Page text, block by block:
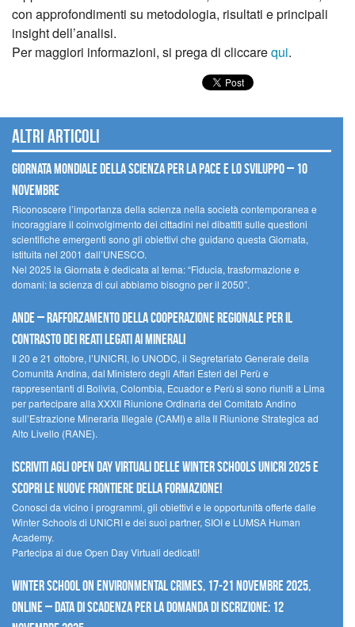
con approfondimenti su metodologia, risultati e principali
insight dell’analisi.
Per maggiori informazioni, si prega di cliccarequi.
Altri articoli
Giornata mondiale della scienza per la pace e lo sviluppo – 10
novembre
Riconoscere l’importanza della scienza nella società contemporanea e
incoraggiare il coinvolgimento dei cittadini nei dibattiti sulle questioni
scientifiche emergenti sono gli obiettivi che guidano questa Giornata,
istituita nel 2001 dall’UNESCO.
Nel 2025 la Giornata è dedicata al tema: “Fiducia, trasformazione e
domani: la scienza di cui abbiamo bisogno per il 2050”.
Ande – Rafforzamento della cooperazione regionale per il
contrasto dei reati legati ai minerali
Il 20 e 21 ottobre, l’UNICRI, lo UNODC, il Segretariato Generale della
Comunità Andina, dal Ministero degli Affari Esteri del Perù e
rappresentanti di Bolivia, Colombia, Ecuador e Perù si sono riuniti a Lima
per partecipare alla XXXII Riunione Ordinaria del Comitato Andino
sull’Estrazione Mineraria Illegale (CAMI) e alla II Riunione Strategica ad
Alto Livello (RANE).
Iscriviti agli Open Day Virtuali delle Winter Schools UNICRI 2025 e
scopri le nuove frontiere della formazione!
Conosci da vicino i programmi, gli obiettivi e le opportunità offerte dalle
Winter Schools di UNICRI e dei suoi partner, SIOI e LUMSA Human
Academy.
Partecipa ai due Open Day Virtuali dedicati!
Winter School on Environmental Crimes, 17-21 novembre 2025,
Online – Data di scadenza per la domanda di iscrizione: 12